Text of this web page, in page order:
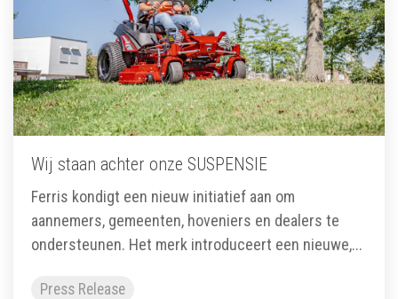
Wij staan achter onze SUSPENSIE
Ferris kondigt een nieuw initiatief aan om
aannemers, gemeenten, hoveniers en dealers te
ondersteunen. Het merk introduceert een nieuwe,...
Press Release